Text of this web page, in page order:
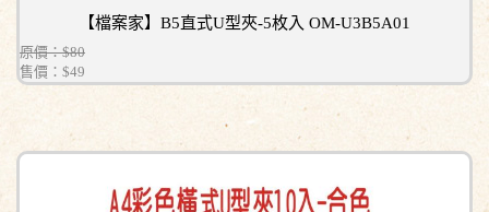
【檔案家】B5直式U型夾-5枚入 OM-U3B5A01
原價：$80
售價： $49